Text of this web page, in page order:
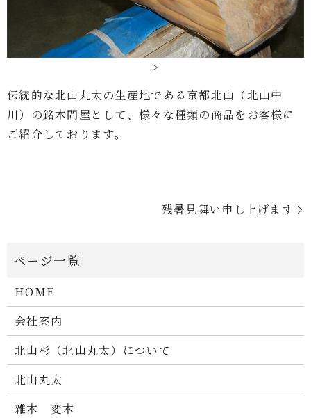
>
伝統的な北山丸太の生産地である京都北山（北山中
川）の銘木問屋として、様々な種類の商品をお客様に
ご紹介しております。
残暑見舞い申し上げます
HOME
会社案内
北山杉（北山丸太）について
北山丸太
雑木 変木